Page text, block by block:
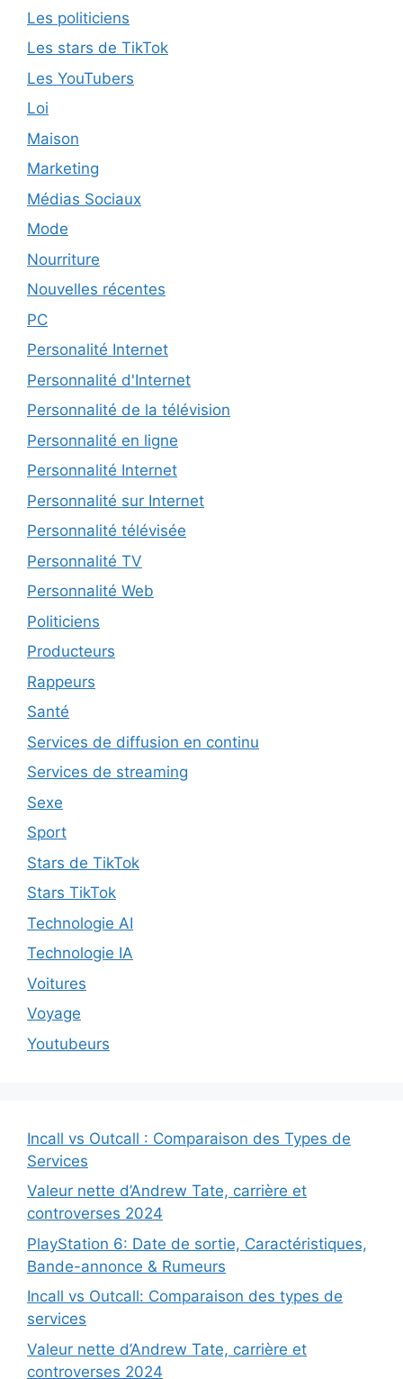
Les politiciens
Les stars de TikTok
Les YouTubers
Loi
Maison
Marketing
Médias Sociaux
Mode
Nourriture
Nouvelles récentes
PC
Personalité Internet
Personnalité d'Internet
Personnalité de la télévision
Personnalité en ligne
Personnalité Internet
Personnalité sur Internet
Personnalité télévisée
Personnalité TV
Personnalité Web
Politiciens
Producteurs
Rappeurs
Santé
Services de diffusion en continu
Services de streaming
Sexe
Sport
Stars de TikTok
Stars TikTok
Technologie AI
Technologie IA
Voitures
Voyage
Youtubeurs
Incall vs Outcall : Comparaison des Types de
Services
Valeur nette d’Andrew Tate, carrière et
controverses 2024
PlayStation 6: Date de sortie, Caractéristiques,
Bande-annonce & Rumeurs
Incall vs Outcall: Comparaison des types de
services
Valeur nette d’Andrew Tate, carrière et
controverses 2024